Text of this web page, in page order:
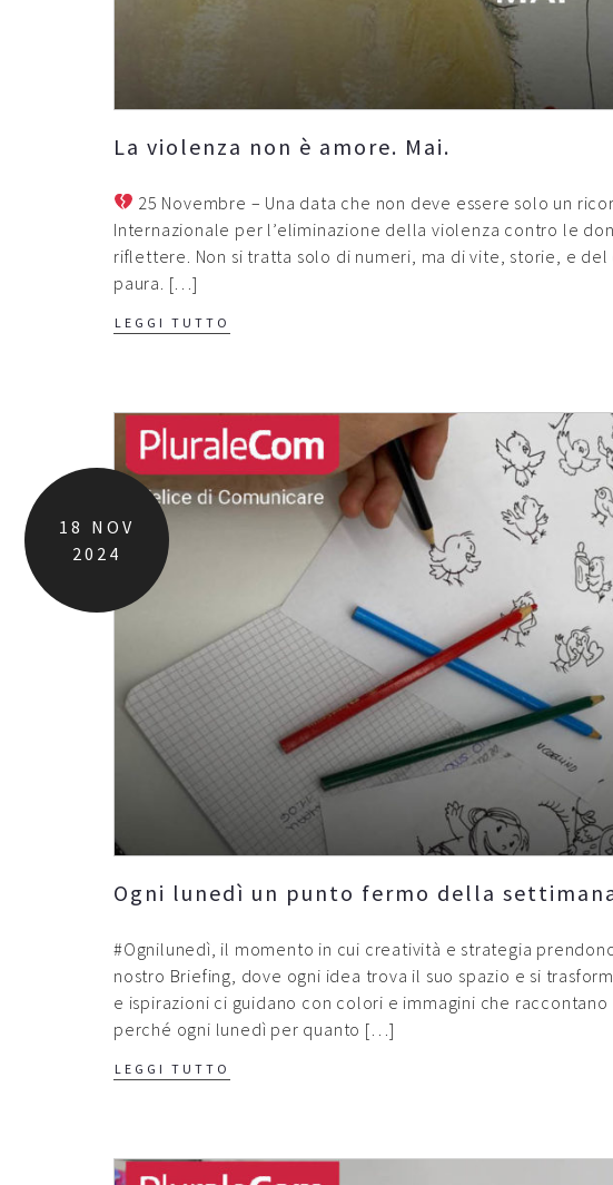
La violenza non è amore. Mai.
25 Novembre – Una data che non deve essere solo un
Internazionale per l’eliminazione della violenza contro le
riflettere. Non si tratta solo di numeri, ma di vite, storie, e
paura. […]
LEGGI TUTTO
18 NOV
2024
Ogni lunedì un punto fermo della
#Ognilunedì, il momento in cui creatività e strategia
nostro Briefing, dove ogni idea trova il suo spazio e si
e ispirazioni ci guidano con colori e immagini che
perché ogni lunedì per quanto […]
LEGGI TUTTO